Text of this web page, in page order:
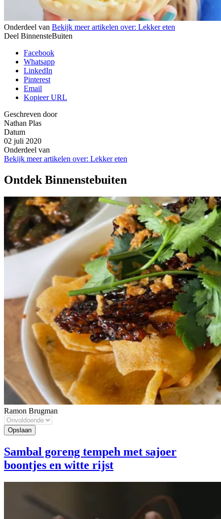
Onderdeel van Bekijk meer artikelen over: Lekker eten
Deel BinnensteBuiten
Facebook
Whatsapp
LinkedIn
Pinterest
Email
Kopieer URL
Geschreven door
Nathan Plas
Datum
02 juli 2020
Onderdeel van
Bekijk meer artikelen over: Lekker eten
Ontdek Binnenstebuiten
Ramon Brugman
Sambal goreng tempeh met sajoer
boontjes en witte rijst